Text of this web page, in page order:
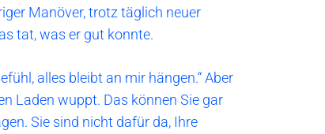
Manöver, trotz täglich neuer
tat, was er gut konnte.
alles bleibt an mir hängen.“ Aber
Laden wuppt. Das können Sie gar
Sie sind nicht dafür da, Ihre